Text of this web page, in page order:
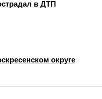
в ДТП
округе